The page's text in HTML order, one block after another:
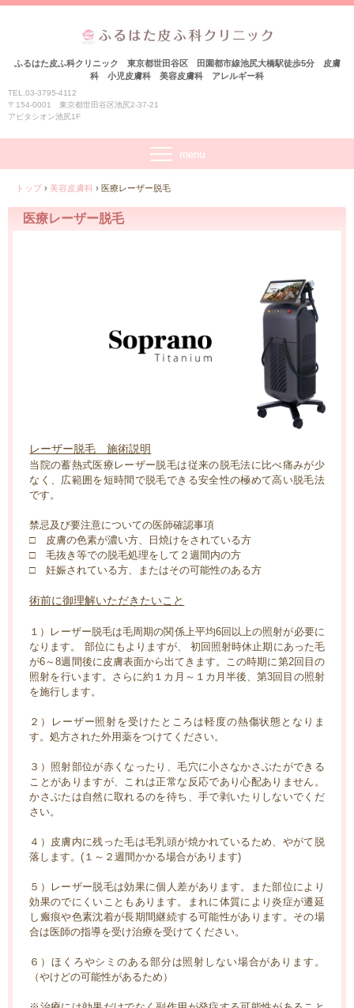
ふるはた皮ふ科クリニック 東京都世田谷区 田園都市線池尻大橋駅徒歩5分 皮膚
科 小児皮膚科 美容皮膚科 アレルギー科
TEL.03-3795-4112
〒154-0001 東京都世田谷区池尻2-37-21
アビタシオン池尻1F
トップ › 美容皮膚科 › 医療レーザー脱毛
医療レーザー脱毛
レーザー脱毛 施術説明
当院の蓄熱式医療レーザー脱毛は従来の脱毛法に比べ痛みが少
なく、広範囲を短時間で脱毛できる安全性の極めて高い脱毛法
です。
禁忌及び要注意についての医師確認事項
□ 皮膚の色素が濃い方、日焼けをされている方
□ 毛抜き等での脱毛処理をして２週間内の方
□ 妊娠されている方、またはその可能性のある方
術前に御理解いただきたいこと
１）レーザー脱毛は毛周期の関係上平均6回以上の照射が必要に
なります。 部位にもよりますが、 初回照射時休止期にあった毛
が6～8週間後に皮膚表面から出てきます。この時期に第2回目の
照射を行います。さらに約１カ月～１カ月半後、第3回目の照射
を施行します。
２）レーザー照射を受けたところは軽度の熱傷状態となりま
す。処方された外用薬をつけてください。
３）照射部位が赤くなったり、毛穴に小さなかさぶたができる
ことがありますが、これは正常な反応であり心配ありません。
かさぶたは自然に取れるのを待ち、手で剥いたりしないでくだ
さい。
４）皮膚内に残った毛は毛乳頭が焼かれているため、やがて脱
落します。(１～２週間かかる場合があります)
５）レーザー脱毛は効果に個人差があります。また部位により
効果のでにくいこともあります。まれに体質により炎症が遷延
し瘢痕や色素沈着が長期間継続する可能性があります。その場
合は医師の指導を受け治療を受けてください。
６）ほくろやシミのある部分は照射しない場合があります。
（やけどの可能性があるため）